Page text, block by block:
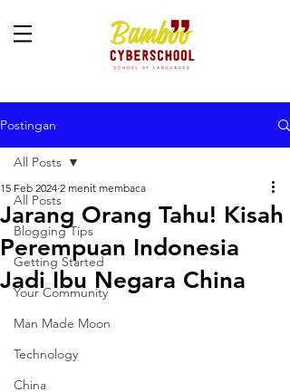
Postingan
All Posts
Blogging Tips
Getting Started
Your Community
Man Made Moon
Technology
China
All Posts
Jarang Orang Tahu! Kisah
Perempuan Indonesia
Jadi Ibu Negara China
15 Feb 2024 2 menit membaca